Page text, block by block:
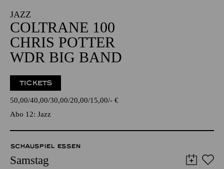
JAZZ
COLTRANE 100
CHRIS POTTER
WDR BIG BAND
TICKETS
50,00 40,00 30,00 20,00 15,00 - €
Abo 12: Jazz
SCHAUSPIEL ESSEN
Samstag